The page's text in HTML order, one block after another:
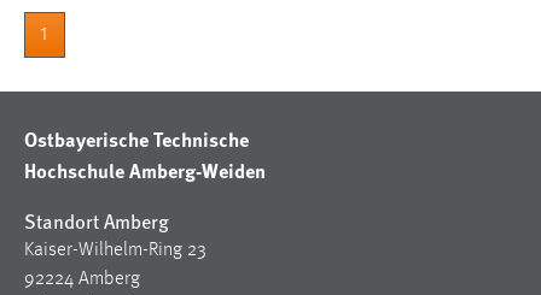
1
Ostbayerische Technische
Hochschule Amberg-Weiden
Standort Amberg
Kaiser-Wilhelm-Ring 23
92224 Amberg
MARKETING
Marketing Cookies werden von Drittanbietern
verwendet, um personalisierte Werbung anzuzeigen.
Sie tun dies, indem sie Besucher über Websites